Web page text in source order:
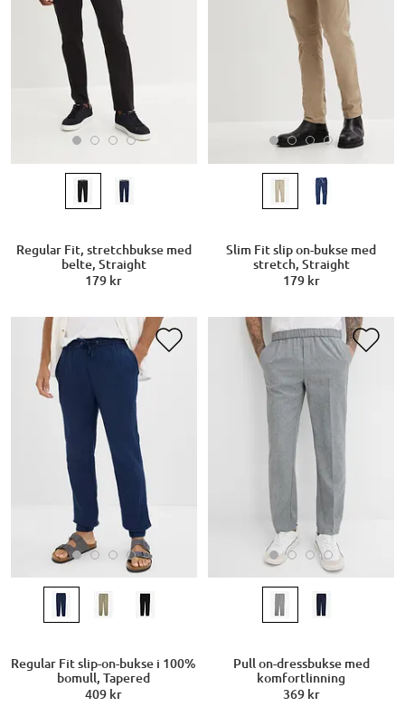
Regular Fit, stretchbukse med
belte, Straight
179 kr
Slim Fit slip on-bukse med
stretch, Straight
179 kr
Regular Fit slip-on-bukse i 100%
bomull, Tapered
409 kr
Pull on-dressbukse med
komfortlinning
369 kr